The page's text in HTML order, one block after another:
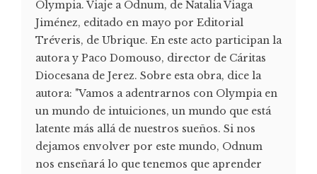
Olympia. Viaje a Odnum, de Natalia Viaga
Jiménez, editado en mayo por Editorial
Tréveris, de Ubrique. En este acto participan la
autora y Paco Domouso, director de Cáritas
Diocesana de Jerez. Sobre esta obra, dice la
autora: "Vamos a adentrarnos con Olympia en
un mundo de intuiciones, un mundo que está
latente más allá de nuestros sueños. Si nos
dejamos envolver por este mundo, Odnum
nos enseñará lo que tenemos que aprender